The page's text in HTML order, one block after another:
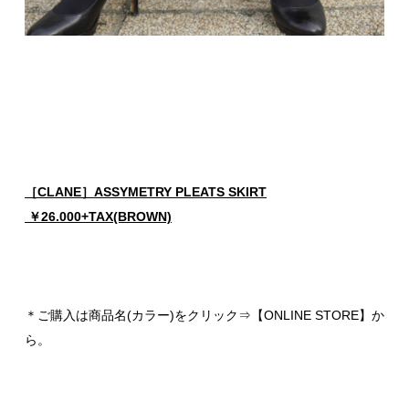
［CLANE］ASSYMETRY PLEATS SKIRT
￥26.000+TAX(BROWN)
＊ご購入は商品名(カラー)をクリック⇒【ONLINE STORE】か
ら。